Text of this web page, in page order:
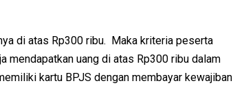
di atas Rp300 ribu. Maka kriteria peserta
mendapatkan uang di atas Rp300 ribu dalam
kartu BPJS dengan membayar kewajiban